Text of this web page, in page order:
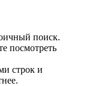
поиск.
посмотреть
строк и